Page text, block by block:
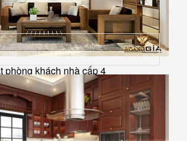
phòng khách nhà cấp 4